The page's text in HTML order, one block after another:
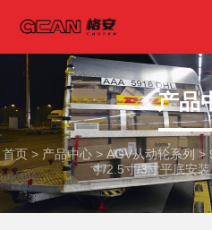
产品
首页 > 产品中心 > AGV从动轮系列 >
寸/2.5寸/3寸平底安